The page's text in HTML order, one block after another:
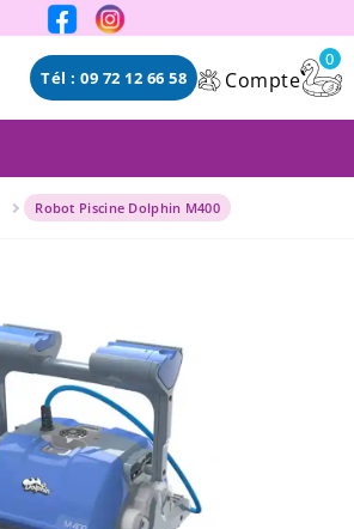
des cookies
Tél : 09 72 12 66 58 Compte
0
Robot Piscine Dolphin M400